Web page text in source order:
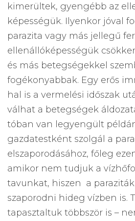
kimerültek, gyengébb az
képességük. Ilyenkor jóval
parazita vagy más jellegű
ellenállóképességük
és más betegségekkel
fogékonyabbak. Egy erős
hal is a vermelési időszak
válhat a betegségek
tóban van legyengült
gazdatestként szolgál a
elszaporodásához, főleg
amikor nem tudjuk a
tavunkat, hiszen a
szaporodni hideg vízben is.
tapasztaltuk többször is –